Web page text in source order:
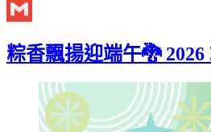
Twitter
粽香飄揚迎端午🐉